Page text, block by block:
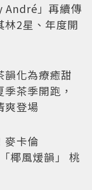
André」再續傳
林2星、年度開
韻化為療癒甜
茶季開跑，
爽登場
麥卡倫
椰風煖韻」 桃